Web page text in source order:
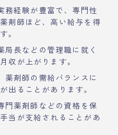
務経験が豊富で、専門性
剤師ほど、高い給与を得
。
局長などの管理職に就く
収が上がります。
薬剤師の需給バランスに
出ることがあります。
門薬剤師などの資格を保
当が支給されることがあ